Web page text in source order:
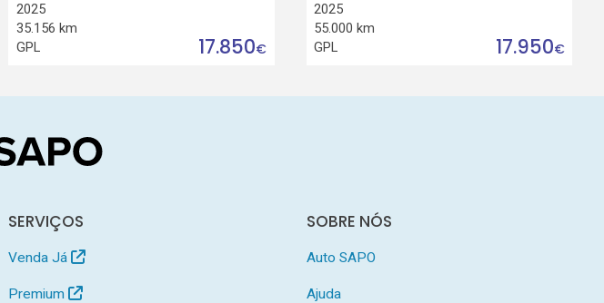
2025
35.156 km
GPL
17.850€
2025
55.000 km
GPL
17.950€
SERVIÇOS
Venda Já
Premium
SOBRE NÓS
Auto SAPO
Ajuda